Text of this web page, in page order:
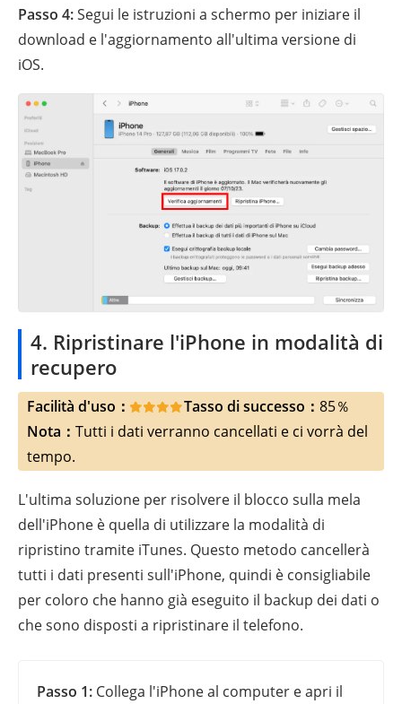
Passo 4:Segui le istruzioni a schermo per iniziare il
download e l'aggiornamento all'ultima versione di
iOS.
4. Ripristinare l'iPhone in modalità di
recupero
Facilità d'uso： Tasso di successo： 85％
Nota： Tutti i dati verranno cancellati e ci vorrà del
tempo.
L'ultima soluzione per risolvere il blocco sulla mela
dell'iPhone è quella di utilizzare la modalità di
ripristino tramite iTunes. Questo metodo cancellerà
tutti i dati presenti sull'iPhone, quindi è consigliabile
per coloro che hanno già eseguito il backup dei dati o
che sono disposti a ripristinare il telefono.
Passo 1: Collega l'iPhone al computer e apri il